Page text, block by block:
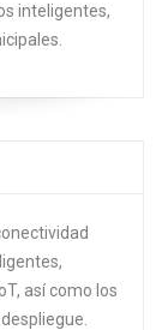
inteligentes,
así como los